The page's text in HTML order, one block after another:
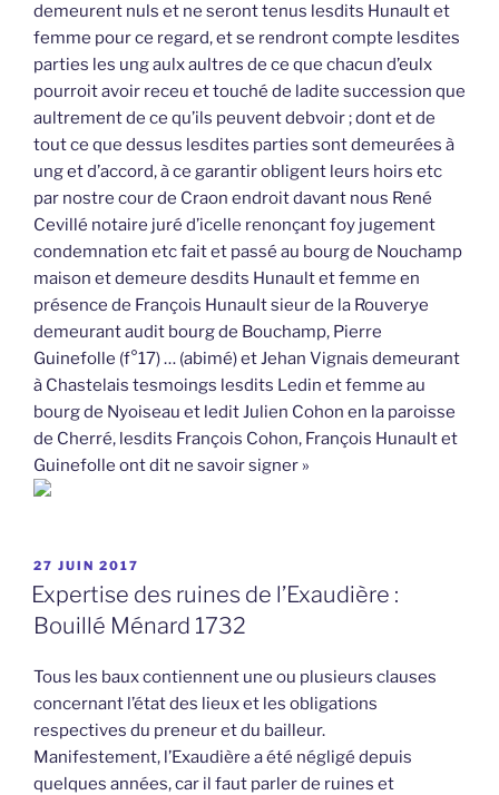
demeurent nuls et ne seront tenus lesdits Hunault et
femme pour ce regard, et se rendront compte lesdites
parties les ung aulx aultres de ce que chacun d’eulx
pourroit avoir receu et touché de ladite succession que
aultrement de ce qu’ils peuvent debvoir ; dont et de
tout ce que dessus lesdites parties sont demeurées à
ung et d’accord, à ce garantir obligent leurs hoirs etc
par nostre cour de Craon endroit davant nous René
Cevillé notaire juré d’icelle renonçant foy jugement
condemnation etc fait et passé au bourg de Nouchamp
maison et demeure desdits Hunault et femme en
présence de François Hunault sieur de la Rouverye
demeurant audit bourg de Bouchamp, Pierre
Guinefolle (f°17) … (abimé) et Jehan Vignais demeurant
à Chastelais tesmoings lesdits Ledin et femme au
bourg de Nyoiseau et ledit Julien Cohon en la paroisse
de Cherré, lesdits François Cohon, François Hunault et
Guinefolle ont dit ne savoir signer »
PUBLIÉ
LE
27 JUIN 2017
Expertise des ruines de l’Exaudière :
Bouillé Ménard 1732
Tous les baux contiennent une ou plusieurs clauses
concernant l’état des lieux et les obligations
respectives du preneur et du bailleur.
Manifestement, l’Exaudière a été négligé depuis
quelques années, car il faut parler de ruines et